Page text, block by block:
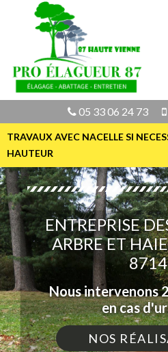
05 33 06 24 73
TRAVAUX AVEC NACELLE SI
HAUTEUR
ENTREPRISE
ARBRE ET
Nous intervenons
en cas
NOS